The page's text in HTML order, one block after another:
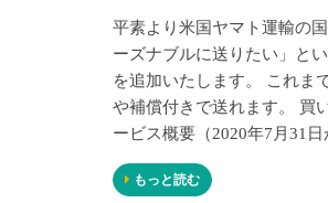
平素より米国ヤマト運輸の
ーズナブルに送りたい」と
を追加いたします。 これま
や補償付きで送れます。 買
ービス概要（2020年7月31
もっと読む